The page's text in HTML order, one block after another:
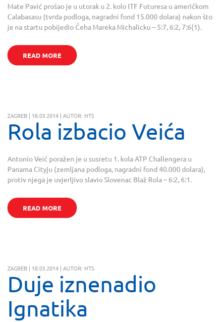
Mate Pavić prošao je u utorak u 2. kolo ITF Futuresa u američkom
Calabasasu (tvrda podloga, nagradni fond 15.000 dolara) nakon što
je na startu pobijedio Čeha Mareka Michalicku – 5:7, 6:2, 7:6(1).
READ MORE
ZAGREB | 18.03.2014 | AUTOR: HTS
Rola izbacio Veića
Antonio Veić poražen je u susretu 1. kola ATP Challengera u
Panama Cityju (zemljana podloga, nagradni fond 40.000 dolara),
protiv njega je uvjerljivo slavio Slovenac Blaž Rola – 6:2, 6:1.
READ MORE
ZAGREB | 18.03.2014 | AUTOR: HTS
Duje iznenadio
Ignatika